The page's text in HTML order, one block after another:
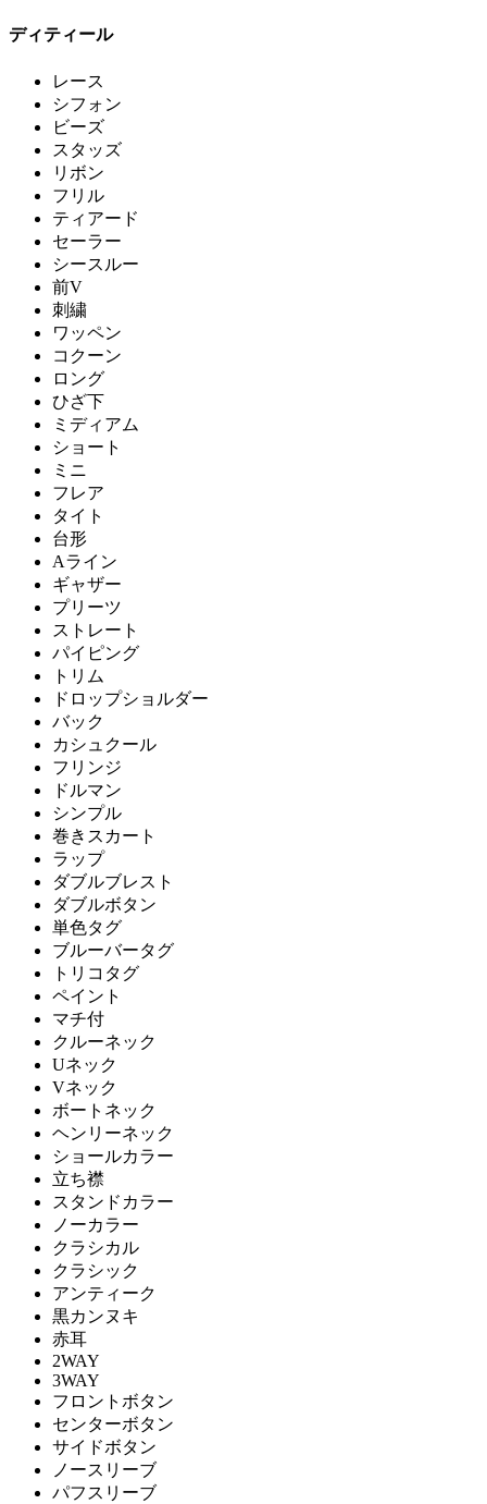
ディティール
レース
シフォン
ビーズ
スタッズ
リボン
フリル
ティアード
セーラー
シースルー
前V
刺繍
ワッペン
コクーン
ロング
ひざ下
ミディアム
ショート
ミニ
フレア
タイト
台形
Aライン
ギャザー
プリーツ
ストレート
パイピング
トリム
ドロップショルダー
バック
カシュクール
フリンジ
ドルマン
シンプル
巻きスカート
ラップ
ダブルブレスト
ダブルボタン
単色タグ
ブルーバータグ
トリコタグ
ペイント
マチ付
クルーネック
Uネック
Vネック
ボートネック
ヘンリーネック
ショールカラー
立ち襟
スタンドカラー
ノーカラー
クラシカル
クラシック
アンティーク
黒カンヌキ
赤耳
2WAY
3WAY
フロントボタン
センターボタン
サイドボタン
ノースリーブ
パフスリーブ